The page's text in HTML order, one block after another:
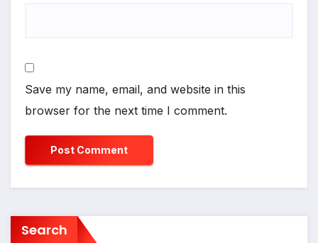
Save my name, email, and website in this
browser for the next time I comment.
Search